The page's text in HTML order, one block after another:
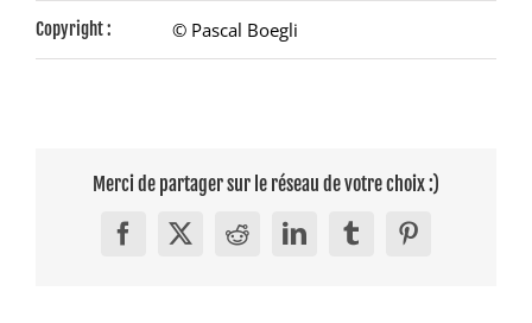
Copyright : © Pascal Boegli
Merci de partager sur le réseau de votre choix :)
Facebook
X RedditLinkedInTumblrPinterest